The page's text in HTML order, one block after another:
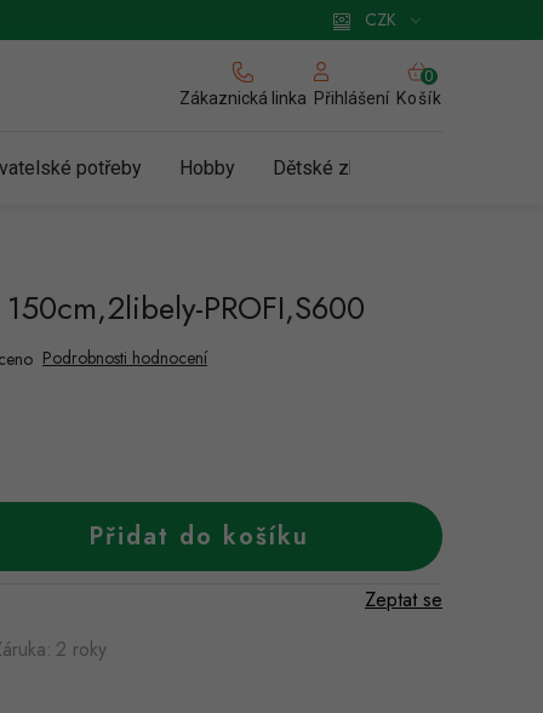
pro podnikatele Zásady používání cookies
CZK
Zákaznická linka Přihlášení
NÁKUPNÍ
KOŠÍK
Košík
potřeby Hobby Dětské zboží a hračky
PROFI,S600
Podrobnosti hodnocení
Přidat do košíku
: 2 roky
Zeptat se